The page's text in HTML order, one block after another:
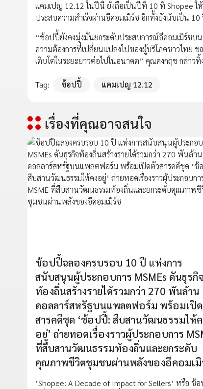
แคมเปญ 12.12 ในปีนี้ ยังถือเป็นปีที่ 10 ที่ Shopee ใ
ประสบความสำเร็จผ่านอีคอมเมิร์ซ อีกทั้งยังนับเป็น
“ช้อปปี้ยังคงมุ่งมั่นยกระดับประสบการณ์อีคอมเมิร์ซ
ความต้องการที่เปลี่ยนแปลงไปของผู้บริโภคชาวไทย
เติบโตในระยะยาวต่อไปในอนาคต” คุณคงกฤช กล่าวทิ้
Tag: ช้อปปี้ แคมเปญ 12.12
เรื่องที่คุณอาจสนใจ
ช้อปปี้ฉลองครบรอบ 10 ปี แห่งการ
สนับสนุนผู้ประกอบการ MSMEs ดันธุรกิจ
ท้องถิ่นสร้างรายได้รวมกว่า 270 พันล้าน
ดอลลาร์สหรัฐบนแพลตฟอร์ม พร้อมเปิ
สารคดีชุด ‘ช้อปปี้: สืบสานวัฒนธรรมให้
อยู่’ ถ่ายทอดเรื่องราวผู้ประกอบการ
ที่สืบสานวัฒนธรรมท้องถิ่นและยกระดับ
คุณภาพชีวิตชุมชนผ่านพลังของอีคอมเ
‘Shopee: A Decade of Impact for Sellers’ หรือ ช้